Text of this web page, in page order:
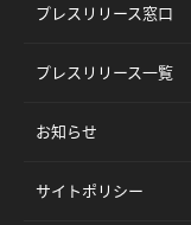
プレスリリース窓口
プレスリリース一覧
お知らせ
サイトポリシー